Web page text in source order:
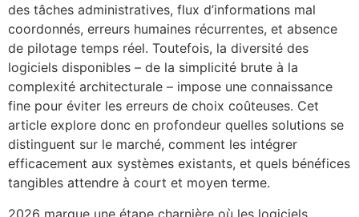
des tâches administratives, flux d’informations mal
coordonnés, erreurs humaines récurrentes, et absence
de pilotage temps réel. Toutefois, la diversité des
logiciels disponibles – de la simplicité brute à la
complexité architecturale – impose une connaissance
fine pour éviter les erreurs de choix coûteuses. Cet
article explore donc en profondeur quelles solutions se
distinguent sur le marché, comment les intégrer
efficacement aux systèmes existants, et quels bénéfices
tangibles attendre à court et moyen terme.
2026 marque une étape charnière où les logiciels